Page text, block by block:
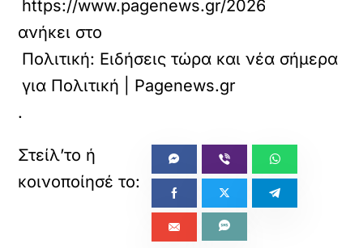
https://www.pagenews.gr/2026/05/04/
ανήκει στο
Πολιτική: Ειδήσεις τώρα και νέα σήμερα
για Πολιτική | Pagenews.gr
.